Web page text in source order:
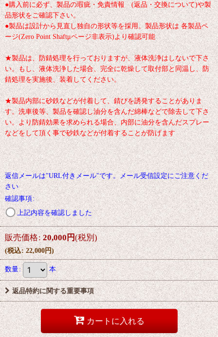
●購入前に必ず、製品の瑕疵・免責情報 (返品・交換について)や製
品形状をご確認下さい。
●製品は設計から見直し独自の形状等を採用。製品形状は 各製品ペ
ージ(Zero Point Shaftμページ非表示)より確認可能
★製品は、防錆処理を行っておりますが、液体洗浄はしないで下さ
い。もし、液体洗浄した場合、完全に乾燥して取付部と同温し、防
錆処理を実施後、装着してください。
★製品内部に砂鉄などが付着して、錆びを誘発することがありま
す。洗車後等、製品を確認し油分を含んだ綿棒などで除去して下さ
い。より防錆効果を求められる場合、内部に油分を含んだスプレー
などをして頂く事で砂鉄などが付着することが防げます
返信メールは"URL付きメール"です。メール受信設定にご注意くだ
さい
確認事項:
上記内容を確認しました
販売価格: 20,000円(税別)
(税込: 22,000円)
数量: 本
返品特約に関する重要事項
カートに入れる